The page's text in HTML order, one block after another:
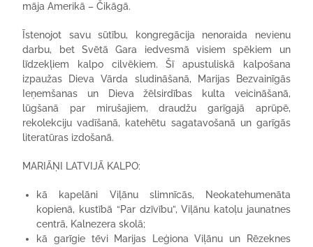
māja Amerikā – Čikāgā.
Īstenojot savu sūtību, kongregācija nenoraida nevienu
darbu, bet Svētā Gara iedvesmā visiem spēkiem un
līdzekļiem kalpo cilvēkiem. Šī apustuliskā kalpošana
izpaužas Dieva Vārda sludināšanā, Marijas Bezvainīgās
Ieņemšanas un Dieva žēlsirdības kulta veicināšanā,
lūgšanā par mirušajiem, draudžu garīgajā aprūpē,
rekolekciju vadīšanā, katehētu sagatavošanā un garīgās
literatūras izdošanā.
MARIĀŅI LATVIJĀ KALPO:
kā kapelāni Viļānu slimnīcās, Neokatehumenāta
kopienā, kustībā “Par dzīvību”, Viļānu katoļu jaunatnes
centrā, Kalnezera skolā;
kā garīgie tēvi Marijas Leģiona Viļānu un Rēzeknes